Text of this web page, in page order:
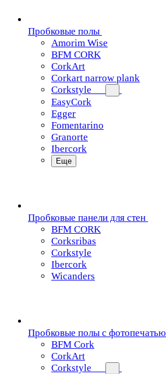
Пробковые полы
Amorim Wise
BFM CORK
CorkArt
Corkart narrow plank
Corkstyle
EasyCork
Egger
Fomentarino
Granorte
Ibercork
Еще
Пробковые панели для стен
BFM CORK
Corksribas
Corkstyle
Ibercork
Wicanders
Пробковые полы с фотопечатью
BFM Cork
CorkArt
Corkstyle